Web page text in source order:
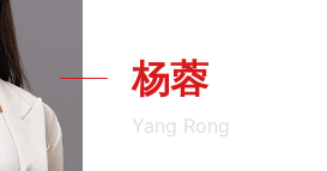
杨蓉
Yang Rong